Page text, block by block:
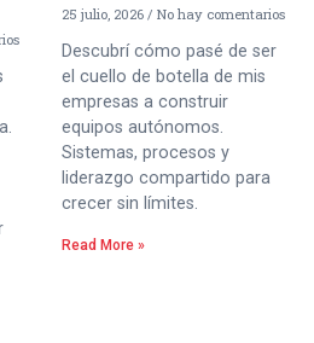
25 julio, 2026 No hay comentarios
Descubrí cómo pasé de ser
el cuello de botella de mis
empresas a construir
equipos autónomos.
Sistemas, procesos y
liderazgo compartido para
crecer sin límites.
Read More »